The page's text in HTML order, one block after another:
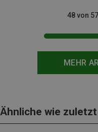
MEHR
48 von
Ähnliche wie